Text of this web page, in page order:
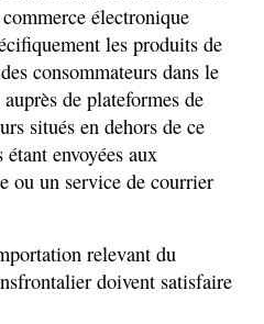
électronique
les produits de
consommateurs dans le
de plateformes de
situés en dehors de ce
envoyées aux
ou un service de courrier
relevant du
doivent satisfaire